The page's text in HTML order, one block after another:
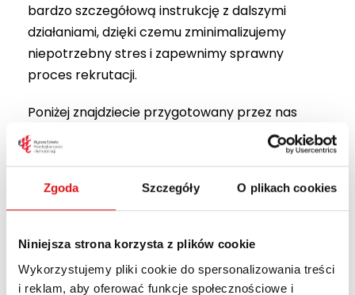
Zgoda Szczegóły O plikach cookies
Niniejsza strona korzysta z plików cookie
Wykorzystujemy pliki cookie do spersonalizowania treści
i reklam, aby oferować funkcje społecznościowe i
bardzo szczegółową instrukcję z dalszymi
działaniami, dzięki czemu zminimalizujemy
niepotrzebny stres i zapewnimy sprawny
proces rekrutacji.
Poniżej znajdziecie przygotowany przez nas
krótki podcast zawierający instrukcję
aplikowania na naszą uczelnię.